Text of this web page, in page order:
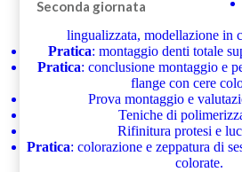
Seconda giornata
lingualizzata, modellazione in
Pratica: montaggio denti totale
Pratica: conclusione montaggio e
flange con cere
Prova montaggio e
Teniche di
Rifinitura protesi e
Pratica: colorazione e zeppatura di
colorate.